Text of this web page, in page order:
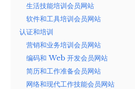
生活技能培训会员网站
软件和工具培训会员网站
认证和培训
营销和业务培训会员网站
编码和 Web 开发会员网站
简历和工作准备会员网站
网络和现代工作技能会员网站